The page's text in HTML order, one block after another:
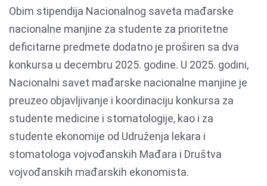
Obim stipendija Nacionalnog saveta mađarske
nacionalne manjine za studente za prioritetne
deficitarne predmete dodatno je proširen sa dva
konkursa u decembru 2025. godine. U 2025. godini,
Nacionalni savet mađarske nacionalne manjine je
preuzeo objavljivanje i koordinaciju konkursa za
studente medicine i stomatologije, kao i za
studente ekonomije od Udruženja lekara i
stomatologa vojvođanskih Mađara i Društva
vojvođanskih mađarskih ekonomista.